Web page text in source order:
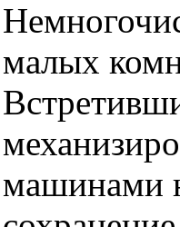
малых
машинами